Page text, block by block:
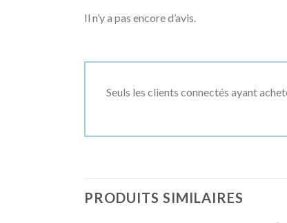
Il n’y a pas encore d’avis.
Seuls les clients connectés ayant
PRODUITS SIMILAIRES